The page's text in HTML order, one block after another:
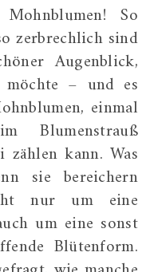
zerbrechlich sind
Augenblick,
– und es
einmal
Blumenstrauß
kann. Was
sie bereichern
nur um eine
um eine sonst
Blütenform.